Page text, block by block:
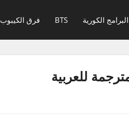
البرامج الكورية BTS فرق الكيبوب